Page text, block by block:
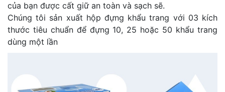
của bạn được cất giữ an toàn và sạch sẽ.
Chúng tôi sản xuất hộp đựng khẩu trang với 03 kích
thước tiêu chuẩn để đựng 10, 25 hoặc 50 khẩu trang
dùng một lần